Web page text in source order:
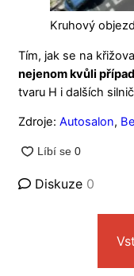
Kruhový
Tím, jak se na
nejenom kvůli
tvaru H i dalších
Zdroje: Autosalon,
Diskuze 0